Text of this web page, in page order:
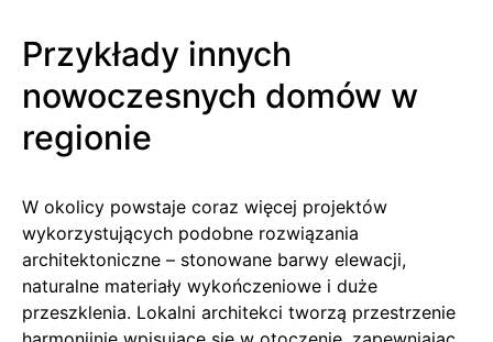
Przykłady innych
nowoczesnych domów w
regionie
W okolicy powstaje coraz więcej projektów
wykorzystujących podobne rozwiązania
architektoniczne – stonowane barwy elewacji,
naturalne materiały wykończeniowe i duże
przeszklenia. Lokalni architekci tworzą przestrzenie